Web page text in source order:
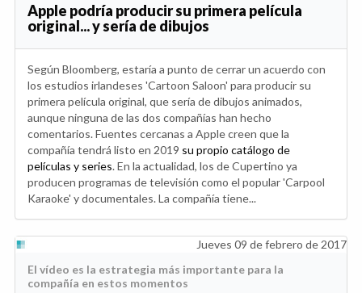
Apple podría producir su primera película
original... y sería de dibujos
Según Bloomberg, estaría a punto de cerrar un acuerdo con
los estudios irlandeses 'Cartoon Saloon' para producir su
primera película original, que sería de dibujos animados,
aunque ninguna de las dos compañías han hecho
comentarios. Fuentes cercanas a Apple creen que la
compañía tendrá listo en 2019 su propio catálogo de
películas y series. En la actualidad, los de Cupertino ya
producen programas de televisión como el popular 'Carpool
Karaoke' y documentales. La compañía tiene...
Jueves 09 de febrero de 2017
El vídeo es la estrategia más importante para la
compañía en estos momentos